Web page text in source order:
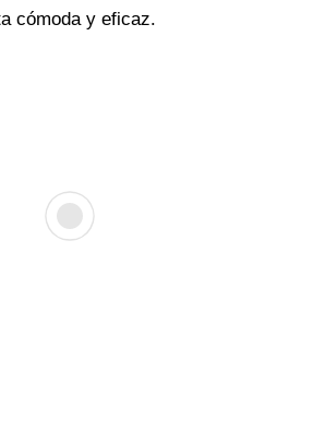
cómoda y eficaz.